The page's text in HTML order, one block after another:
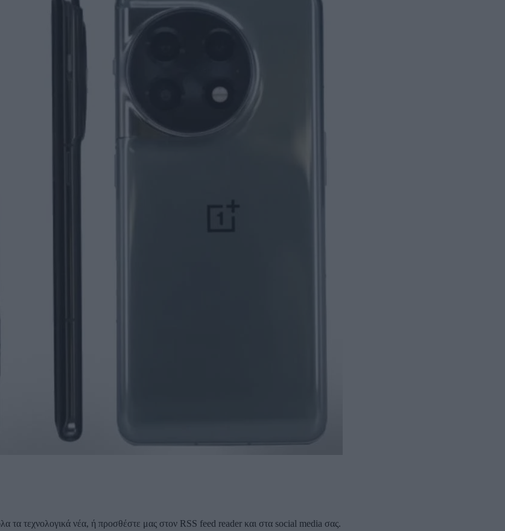
τα τεχνολογικά νέα, ή προσθέστε μας στον RSS feed reader και στα social media σας.